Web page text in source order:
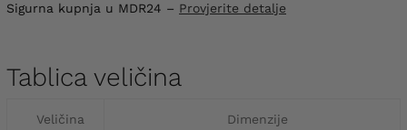
Sigurna kupnja u MDR24 – Provjerite detalje
Tablica veličina
Veličina Dimenzije